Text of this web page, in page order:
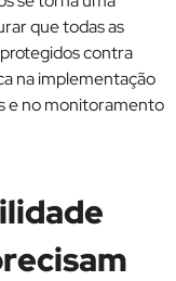
que todas as
contra
na implementação
e no monitoramento